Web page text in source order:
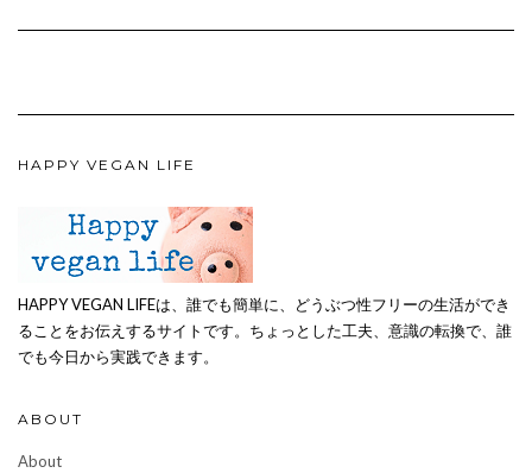
HAPPY VEGAN LIFE
HAPPY VEGAN LIFEは、誰でも簡単に、どうぶつ性フリーの生活ができ
ることをお伝えするサイトです。ちょっとした工夫、意識の転換で、誰
でも今日から実践できます。
ABOUT
About